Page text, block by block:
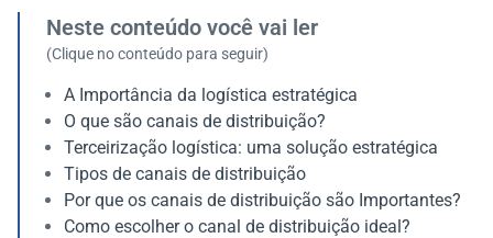
Neste conteúdo você vai ler
(Clique no conteúdo para seguir)
A Importância da logística estratégica
O que são canais de distribuição?
Terceirização logística: uma solução estratégica
Tipos de canais de distribuição
Por que os canais de distribuição são Importantes?
Como escolher o canal de distribuição ideal?